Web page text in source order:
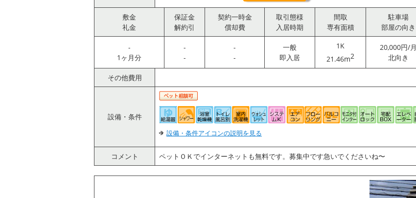
敷金
礼金
保証金
解約引
契約一時金
償却費
取引態様
入居時期
間取
専有面積
駐車場
部屋の向き
-
1ヶ月分
-
-
-
-
一般
即入居
1K
21.46m2
20,000円/月
北向き
その他費用
設備・条件
設備・条件アイコンの説明を見る
コメント ペットＯＫでインターネットも無料です。募集中です急いでくださいね〜